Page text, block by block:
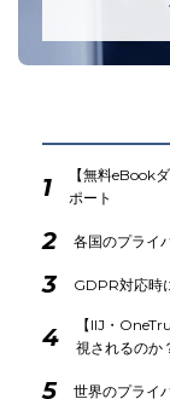
1
【無料eBook
ポート
2 各国のプライ
3 GDPR対応時
4
【IIJ・
視されるのか
5 世界のプライ